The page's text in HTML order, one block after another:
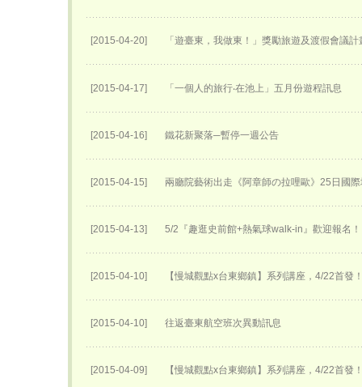
[2015-04-20] 「遊臺東，我做東！」獎勵旅遊及渡假會議計
[2015-04-17] 「一個人的旅行‧在池上」五月份遊程訊息
[2015-04-16] 鐵花新聚落─暫停一週公告
[2015-04-15] 兩廳院藝術出走《阿章師の拉哩歐》25日國
[2015-04-13] 5/2『趣逛史前館+熱氣球walk-in』歡迎報名！
[2015-04-10] 【慢城觀點x台東鄉鎮】系列講座，4/22首發
[2015-04-10] 往返臺東航空班次異動訊息
[2015-04-09] 【慢城觀點x台東鄉鎮】系列講座，4/22首發